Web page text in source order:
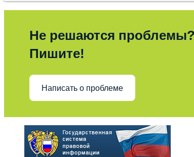
Не решаются
Пишите!
Написать о проблеме